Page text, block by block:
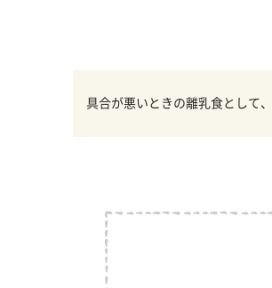
具合が悪いときの離乳食として、